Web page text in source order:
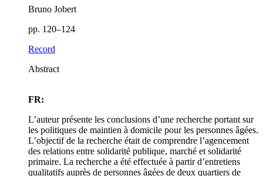
Bruno Jobert
pp. 120–124
Record
Abstract
FR:
L’auteur présente les conclusions d’une recherche portant sur
les politiques de maintien à domicile pour les personnes âgées.
L’objectif de la recherche était de comprendre l’agencement
des relations entre solidarité publique, marché et solidarité
primaire. La recherche a été effectuée à partir d’entretiens
qualitatifs auprès de personnes âgées de deux quartiers de